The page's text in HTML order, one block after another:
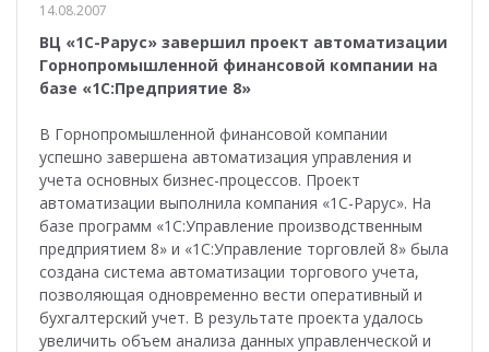
14.08.2007
ВЦ «1С-Рарус» завершил проект автоматизации
Горнопромышленной финансовой компании на
базе «1С:Предприятие 8»
В Горнопромышленной финансовой компании
успешно завершена автоматизация управления и
учета основных бизнес-процессов. Проект
автоматизации выполнила компания «1С-Рарус». На
базе программ «1С:Управление производственным
предприятием 8» и «1С:Управление торговлей 8» была
создана система автоматизации торгового учета,
позволяющая одновременно вести оперативный и
бухгалтерский учет. В результате проекта удалось
увеличить объем анализа данных управленческой и